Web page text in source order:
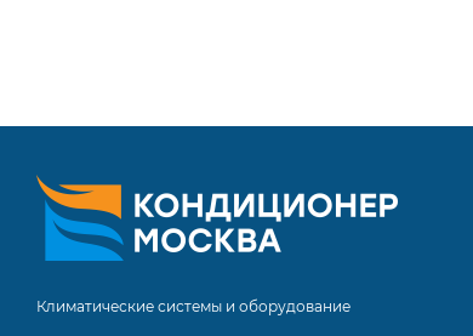
Климатические системы и оборудование